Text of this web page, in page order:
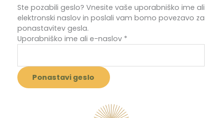
Ste pozabili geslo? Vnesite vaše uporabniško ime ali
elektronski naslov in poslali vam bomo povezavo za
ponastavitev gesla.
Uporabniško ime ali e-naslov *
Zahtevano
Ponastavi geslo